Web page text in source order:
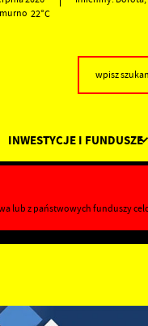
22°C
INWESTYCJE I FUNDUSZE
lub z państwowych funduszy